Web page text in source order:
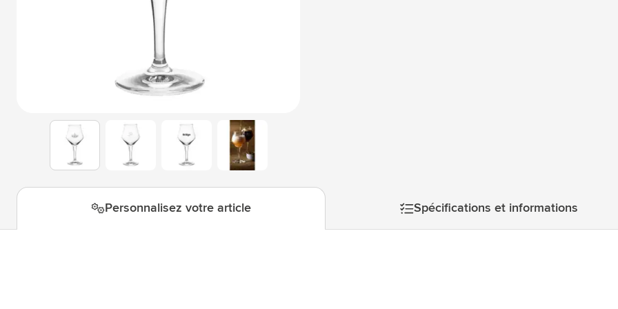
Afficher le sous-menu pour la catégorie Technologie & gadgets
Afficher le sous-menu pour la catégorie Écriture
Afficher le sous-menu pour la catégorie Bureau
Afficher le sous-menu pour la catégorie Outdoor & Loisirs
Outils & Déplacements
Afficher le sous-menu pour la catégorie Outils & Déplacements
View larger imageView larger imageView larger imageView larger image
Personnalisez votre article Spécifications et informations